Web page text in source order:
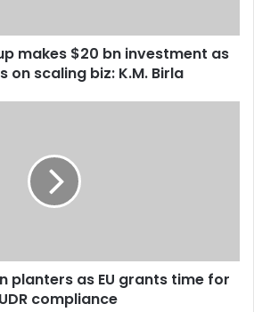
makes $20 bn investment as
on scaling biz: K.M. Birla
planters as EU grants time for
compliance